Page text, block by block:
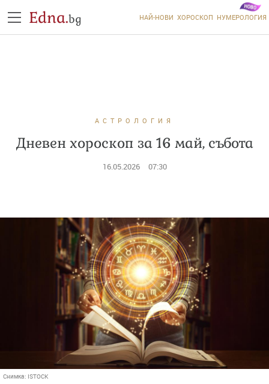
Edna.bg НАЙ-НОВИ ХОРОСКОП НУМЕРОЛОГИЯ
АСТРОЛОГИЯ
Дневен хороскоп за 16 май, събота
16.05.2026 07:30
Снимка: ISTOCK